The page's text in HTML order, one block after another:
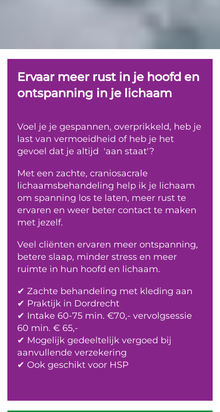
Ervaar meer rust in je hoofd en
ontspanning in je lichaam
Voel je je gespannen, overprikkeld, heb je
last van vermoeidheid of heb je het
gevoel dat je altijd 'aan staat'?
Met een zachte, craniosacrale
lichaamsbehandeling help ik je lichaam
om spanning los te laten, meer rust te
ervaren en weer beter contact te maken
met jezelf.
Veel cliënten ervaren meer ontspanning,
betere slaap, minder stress en meer
ruimte in hun hoofd en lichaam.
✔ Zachte behandeling met kleding aan
✔ Praktijk in Dordrecht
✔ Intake 60-75 min. €70,- vervolgsessie
60 min. € 65,-
✔ Mogelijk gedeeltelijk vergoed bij
aanvullende verzekering
✔ Ook geschikt voor HSP